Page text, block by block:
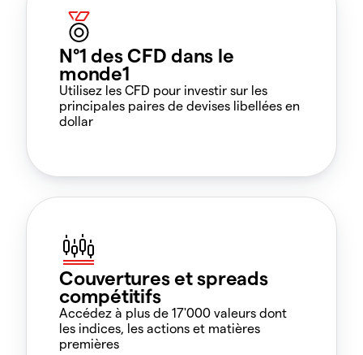
N°1 des CFD dans le
monde1
Utilisez les CFD pour investir sur les
principales paires de devises libellées en
dollar
Couvertures et spreads
compétitifs
Accédez à plus de 17'000 valeurs dont
les indices, les actions et matières
premières